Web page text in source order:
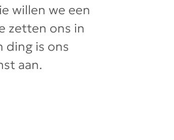
willen we een
zetten ons in
ding is ons
aan.